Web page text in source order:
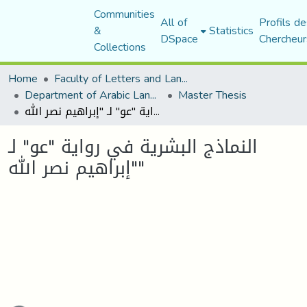
Communities
&
Collections
All of
DSpace Statistics Profils
Home
Faculty of Letters and Languages
Department of Arabic Language and Literature Master Thesis
النماذج البشرية في رواية "عو" لـ "إبراهيم نصر الله"
النماذج البشرية في رواية "عو" لـ
"إبراهيم نصر الله"